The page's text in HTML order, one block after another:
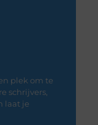
plek om te
schrijvers,
laat je